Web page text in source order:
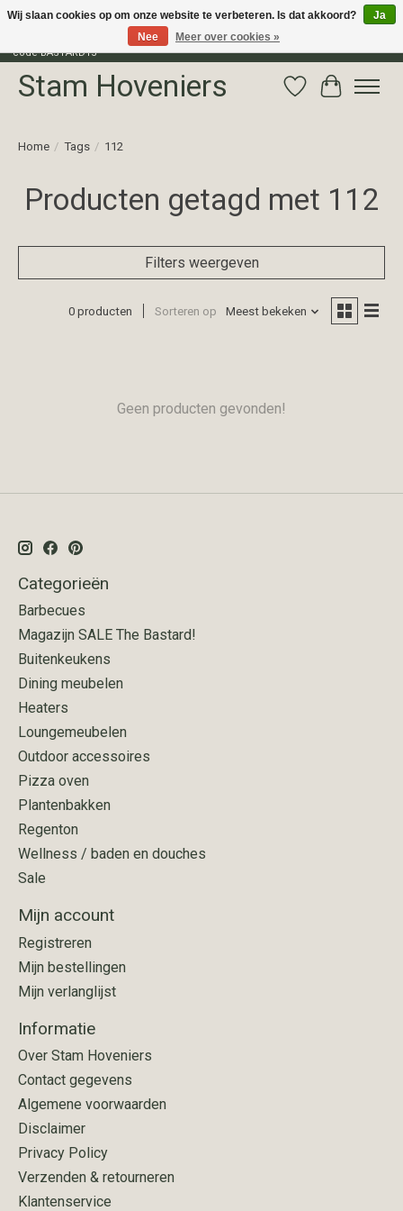
Profiteer van 15% korting op het gehele assortiment van The Bastard met
code BASTARD15
Stam Hoveniers Verlanglijst
Home / Tags / 112
Producten getagd met 112
Filters weergeven
0 producten Sorteren op Meest bekeken
Geen producten gevonden!
Categorieën
Barbecues
Magazijn SALE The Bastard!
Buitenkeukens
Dining meubelen
Heaters
Loungemeubelen
Outdoor accessoires
Pizza oven
Plantenbakken
Regenton
Wellness / baden en douches
Sale
Mijn account
Registreren
Mijn bestellingen
Mijn verlanglijst
Informatie
Over Stam Hoveniers
Contact gegevens
Algemene voorwaarden
Disclaimer
Privacy Policy
Verzenden & retourneren
Klantenservice
Wij slaan cookies op om onze website te verbeteren. Is dat akkoord?
Ja
Nee
Meer over cookies »